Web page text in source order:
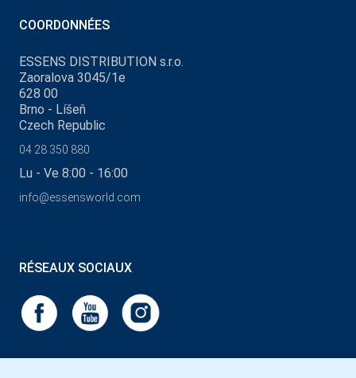
COORDONNÉES
ESSENS DISTRIBUTION s.r.o.
Zaoralova 3045/1e
628 00
Brno - Líšeň
Czech Republic
04 28 350 880
Lu - Ve 8:00 - 16:00
info@essensworld.com
RÉSEAUX SOCIAUX